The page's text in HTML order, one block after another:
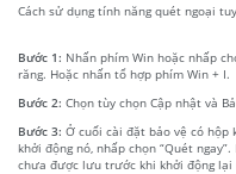
Cách sử dụng tính năng quét ngoại
Bước 1: Nhấn phím Win hoặc nhấp
răng. Hoặc nhấn tổ hợp phím Win + I.
Bước 2: Chọn tùy chọn Cập nhật và
Bước 3: Ở cuối cài đặt bảo vệ có hộp
khởi động nó, nhấp chọn “Quét
chưa được lưu trước khi khởi động lại